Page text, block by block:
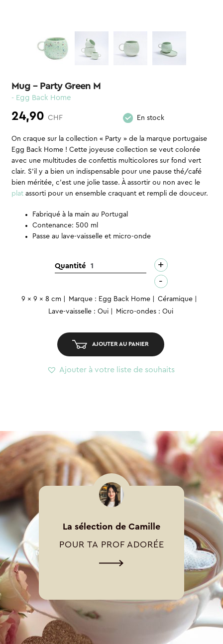
Mug – Party Green M
- Egg Back Home
24,90 CHF En stock
On craque sur la collection « Party » de la marque portugaise
Egg Back Home ! Cette joyeuse collection se veut colorée
avec une multitudes de confettis multicolores sur fond vert
clair. S’il y a bien un indispensable pour une pause thé/café
bien méritée, c’est une jolie tasse. À assortir ou non avec le
platassorti pour un ensemble craquant et rempli de douceur.
Fabriqué à la main au Portugal
Contenance: 500 ml
Passe au lave-vaisselle et micro-onde
Quantitéquantité
-
Party
+
-
9 x 9 x 8 cm Marque : Egg Back Home
Céramique
Lave-vaisselle : Oui
Micro-ondes : Oui
AJOUTER AU PANIER
Ajouter à votre liste de souhaits
La sélection de Camille
POUR TA PROF ADORÉE